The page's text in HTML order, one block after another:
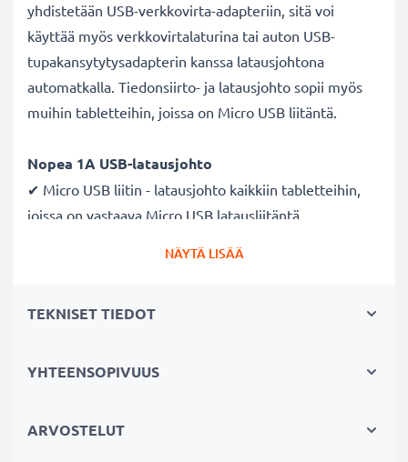
yhdistetään USB-verkkovirta-adapteriin, sitä voi
käyttää myös verkkovirtalaturina tai auton USB-
tupakansytytysadapterin kanssa latausjohtona
automatkalla. Tiedonsiirto- ja latausjohto sopii myös
muihin tabletteihin, joissa on Micro USB liitäntä.
Nopea 1A USB-latausjohto
✔ Micro USB liitin - latausjohto kaikkiin tabletteihin,
joissa on vastaava Micro USB latausliitäntä
tietokoneeseen liittämiseksi
videoiden ja musiikin turvalliseen
NÄYTÄ LISÄÄ
TEKNISET TIEDOT
YHTEENSOPIVUUS
ARVOSTELUT